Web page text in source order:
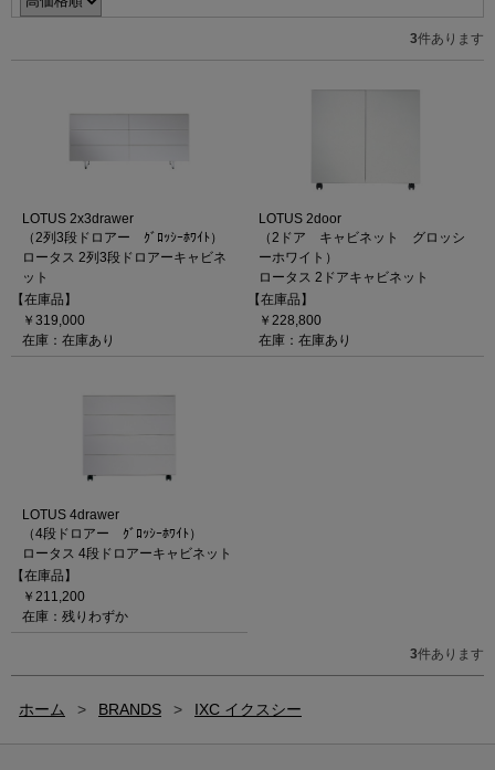
3件あります
LOTUS 2x3drawer
（2列3段ドロアー ｸﾞﾛｯｼｰﾎﾜｲﾄ）
ロータス 2列3段ドロアーキャビネ
ット
【在庫品】
￥319,000
在庫：在庫あり
LOTUS 2door
（2ドア キャビネット グロッシ
ーホワイト）
ロータス 2ドアキャビネット
【在庫品】
￥228,800
在庫：在庫あり
LOTUS 4drawer
（4段ドロアー ｸﾞﾛｯｼｰﾎﾜｲﾄ）
ロータス 4段ドロアーキャビネット
【在庫品】
￥211,200
在庫：残りわずか
3件あります
ホーム > BRANDS > IXC イクスシー